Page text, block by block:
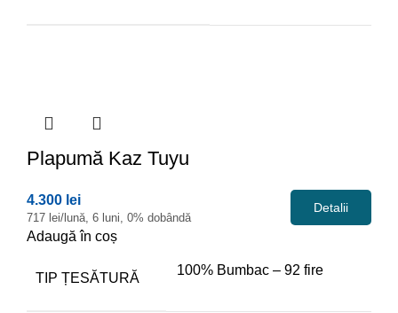
Plapumă Kaz Tuyu
4.300 lei
717 lei/lună, 6 luni, 0% dobândă
Detalii
Adaugă în coș
TIP ȚESĂTURĂ
100% Bumbac – 92 fire